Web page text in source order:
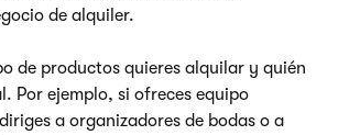
de alquiler.
de productos quieres alquilar y quién
Por ejemplo, si ofreces equipo
a organizadores de bodas o a